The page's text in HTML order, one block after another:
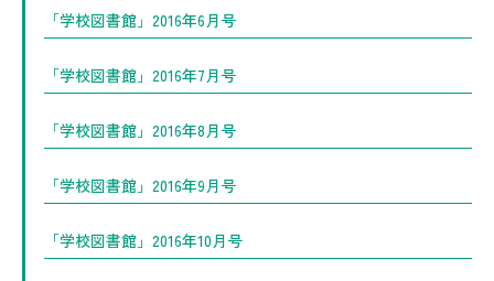
「学校図書館」2016年6月号
「学校図書館」2016年7月号
「学校図書館」2016年8月号
「学校図書館」2016年9月号
「学校図書館」2016年10月号